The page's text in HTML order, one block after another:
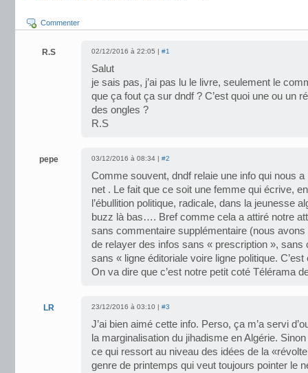
Commenter
R.S 02/12/2016 à 22:05 | #1
Salut
je sais pas, j’ai pas lu le livre, seulement le
que ça fout ça sur dndf ? C’est quoi une ou un
des ongles ?
R.S
pepe 03/12/2016 à 08:34 | #2
Comme souvent, dndf relaie une info qui nous
net . Le fait que ce soit une femme qui écrive,
l’ébullition politique, radicale, dans la jeunesse
buzz là bas…. Bref comme cela a attiré notre
sans commentaire supplémentaire (nous
de relayer des infos sans « prescription », sans
sans « ligne éditoriale voire ligne politique.
On va dire que c’est notre petit coté Télérama
LR 23/12/2016 à 03:10 | #3
J’ai bien aimé cette info. Perso, ça m’a servi
la marginalisation du jihadisme en Algérie.
ce qui ressort au niveau des idées de la
genre de printemps qui veut toujours pointer le